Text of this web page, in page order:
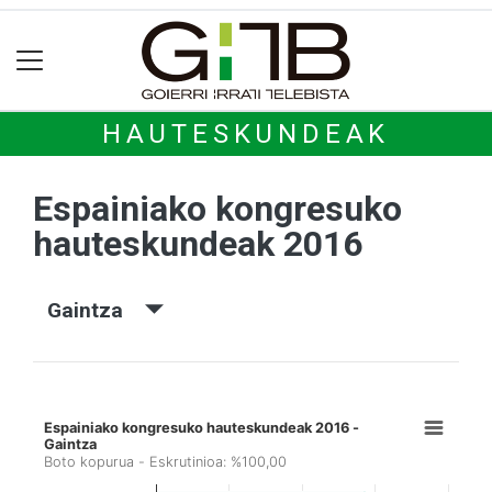
HAUTESKUNDEAK
Espainiako kongresuko
hauteskundeak 2016
Gaintza
Espainiako kongresuko hauteskundeak 2016 -
Gaintza
Boto kopurua - Eskrutinioa: %100,00